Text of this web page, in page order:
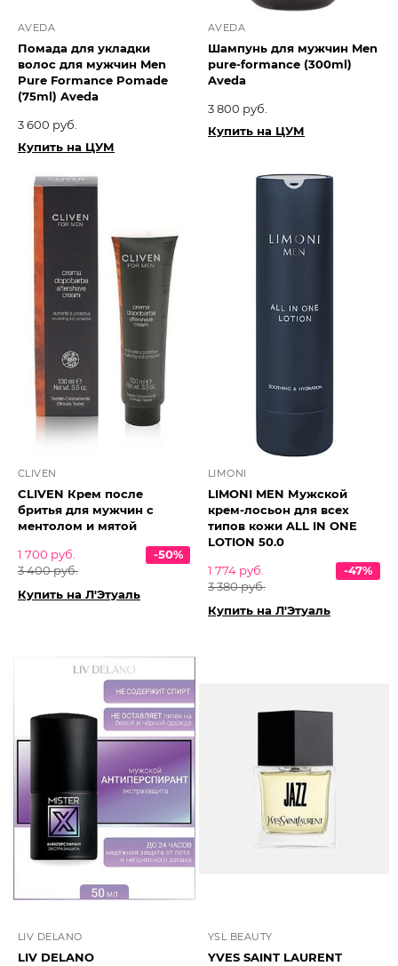
AVEDA
Помада для укладки
волос для мужчин Men
Pure Formance Pomade
(75ml) Aveda
3 600 руб.
Купить на ЦУМ
AVEDA
Шампунь для мужчин Men
pure-formance (300ml)
Aveda
3 800 руб.
Купить на ЦУМ
CLIVEN
CLIVEN Крем после
бритья для мужчин с
ментолом и мятой
1 700 руб.
3 400 руб.
-50%
Купить на Л'Этуаль
LIMONI
LIMONI MEN Мужской
крем-лосьон для всех
типов кожи ALL IN ONE
LOTION 50.0
1 774 руб.
3 380 руб.
-47%
Купить на Л'Этуаль
LIV DELANO
LIV DELANO
YSL BEAUTY
YVES SAINT LAURENT